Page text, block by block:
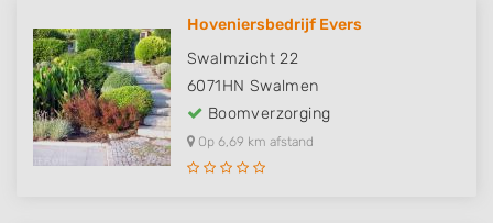
Hoveniersbedrijf Evers
Swalmzicht 22
6071HN Swalmen
Boomverzorging
Op 6,69 km afstand